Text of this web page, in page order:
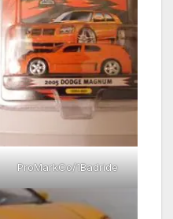
ProMarkCo/1Badride